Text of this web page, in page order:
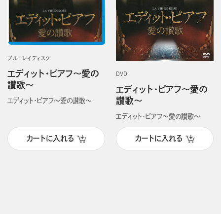
ブルーレイディスク
エディット・ピアフ～愛の
讃歌～
エディット・ピアフ～愛の讃歌～
カートに入れる
DVD
エディット・ピアフ～愛の
讃歌～
エディット・ピアフ～愛の讃歌～
カートに入れる